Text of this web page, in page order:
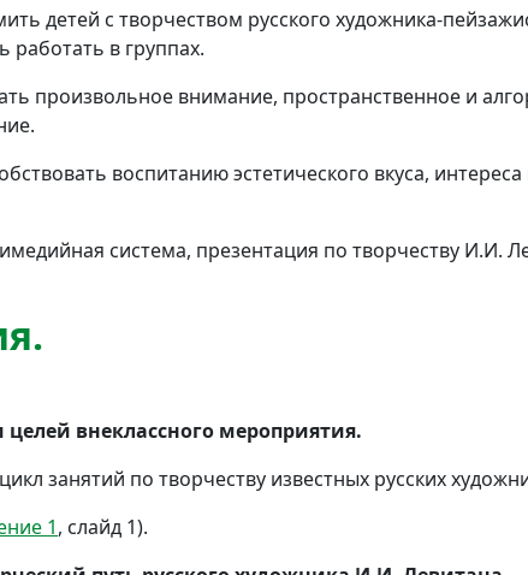
детей с творчеством русского художника-
работать в группах.
произвольное внимание, пространственное и
воспитанию эстетического вкуса,
система, презентация по творчеству И.И.
внеклассного мероприятия.
занятий по творчеству известных русских
1, слайд 1).